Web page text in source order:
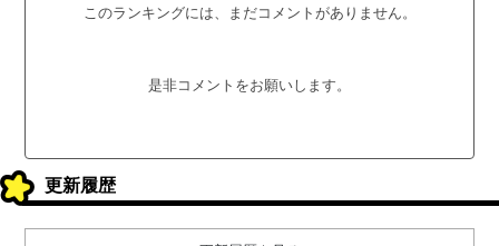
このランキングには、まだコメントがありません。
是非コメントをお願いします。
更新履歴